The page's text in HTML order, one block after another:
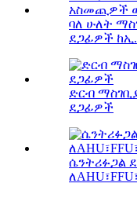
ባለ ሁለት
ደጋፊዎች
ድርብ
ደጋፊዎች
ሴንትሪፉጋል